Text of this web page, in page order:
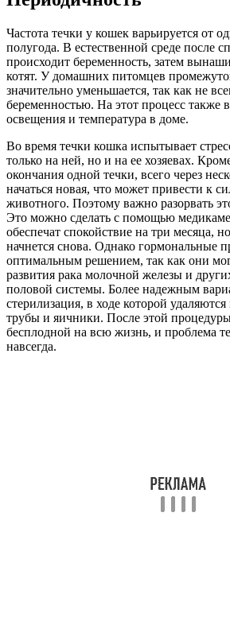
Частота течки у кошек варьируется от
полугода. В естественной среде после
происходит беременность, затем
котят. У домашних питомцев
значительно уменьшается, так как не
беременностью. На этот процесс также
освещения и температура в доме.
Во время течки кошка испытывает
только на ней, но и на ее хозяевах.
окончания одной течки, всего через
начаться новая, что может привести к
животного. Поэтому важно разорвать
Это можно сделать с помощью
обеспечат спокойствие на три месяца,
начнется снова. Однако гормональные
оптимальным решением, так как они
развития рака молочной железы и
половой системы. Более надежным
стерилизация, в ходе которой
трубы и яичники. После этой
бесплодной на всю жизнь, и проблема
навсегда.